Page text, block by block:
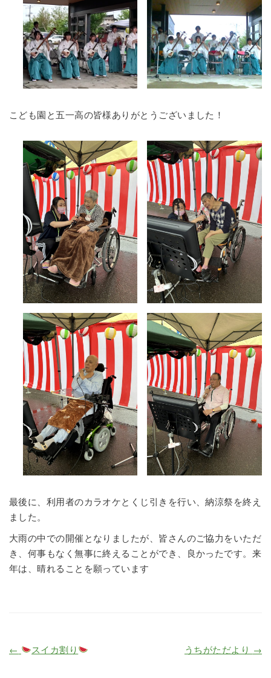
こども園と五一高の皆様ありがとうございました！
最後に、利用者のカラオケとくじ引きを行い、納涼祭を終え
ました。
大雨の中での開催となりましたが、皆さんのご協力をいただ
き、何事もなく無事に終えることができ、良かったです。来
年は、晴れることを願っています
← スイカ割り うちがただより →